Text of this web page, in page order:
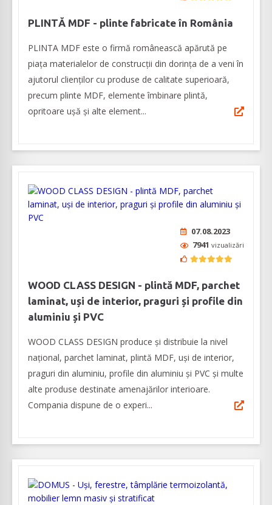
PLINTĂ MDF - plinte fabricate în România
PLINTA MDF este o firmă românească apărută pe
piața materialelor de construcții din dorința de a veni în
ajutorul clienților cu produse de calitate superioară,
precum plinte MDF, elemente îmbinare plintă,
opritoare ușă și alte element...
07.08.2023
7941 vizualizări
WOOD CLASS DESIGN - plintă MDF, parchet
laminat, uși de interior, praguri și profile din
aluminiu și PVC
WOOD CLASS DESIGN produce și distribuie la nivel
național, parchet laminat, plintă MDF, uși de interior,
praguri din aluminiu, profile din aluminiu și PVC și multe
alte produse destinate amenajărilor interioare.
Compania dispune de o experi...